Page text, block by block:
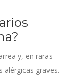
y, en raras
alérgicas graves.